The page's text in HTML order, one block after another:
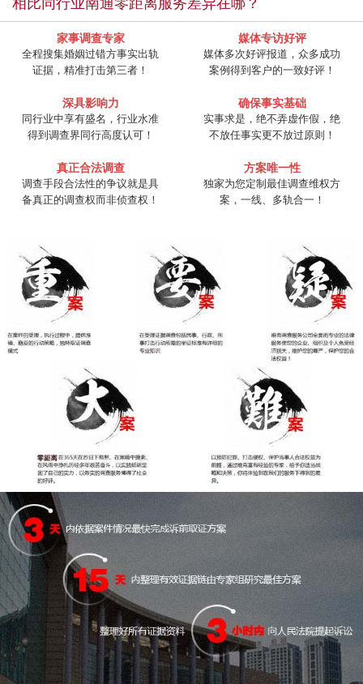
家事调查专家
全程搜集婚姻过错方事实出轨
证据，精准打击第三者！
媒体专访好评
媒体多次好评报道，众多成功
案例得到客户的一致好评！
深具影响力
同行业中享有盛名，行业水准
得到调查界同行高度认可！
确保事实基础
实事求是，绝不弄虚作假，绝
不放任事实更不放过原则！
真正合法调查
调查手段合法性的争议就是具
备真正的调查权而非侦查权！
方案唯一性
独家为您定制最佳调查维权方
案，一线、多轨合一！